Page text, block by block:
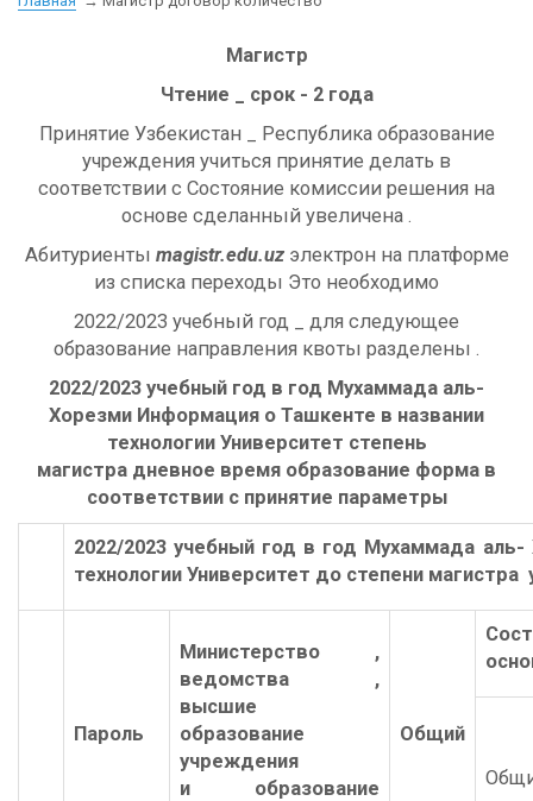
Магистр
Чтение _ срок - 2 года
Принятие Узбекистан _ Республика образование
учреждения учиться принятие делать в
соответствии с Состояние комиссии решения на
основе сделанный увеличена .
Абитуриенты magistr.edu.uzэлектрон на платформе
из списка переходы Это необходимо
2022/2023 учебный год _ для следующее
образование направления квоты разделены .
2022/2023 учебный год в год Мухаммада аль-
Хорезми Информация о Ташкенте в названии
технологии Университет степень
магистра дневное время образование форма в
соответствии с принятие параметры
2022/2023 учебный год в год Мухаммада
технологии Университет до степени
Пароль
Министерство ,
ведомства ,
высшие
образование
учреждения
и образование
Общий